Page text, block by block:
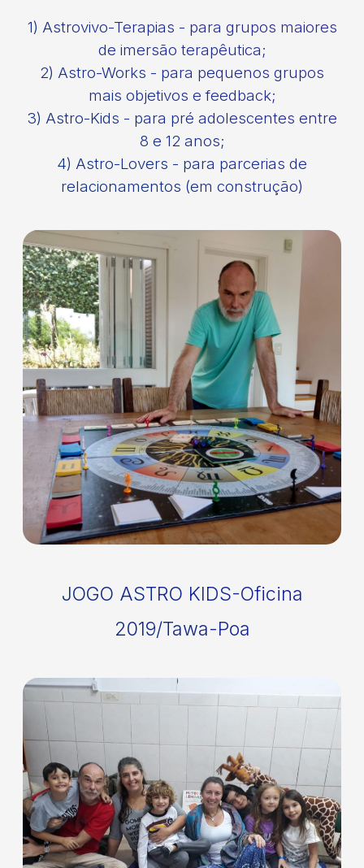
1) Astrovivo-Terapias - para grupos maiores
de imersão terapêutica;
2) Astro-Works - para pequenos grupos
mais objetivos e feedback;
3) Astro-Kids - para pré adolescentes entre
8 e 12 anos;
4) Astro-Lovers - para parcerias de
relacionamentos (em construção)
JOGO ASTRO KIDS-Oficina
2019/Tawa-Poa